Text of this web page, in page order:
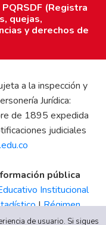
PQRSDF (Registra
quejas,
y derechos de
a la inspección y
Jurídica:
de 1895 expedida
judiciales
pública
Institucional
|Régimen
de Ética| Canal
de usuario. Si sigues